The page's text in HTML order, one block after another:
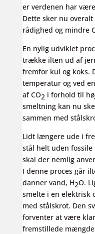
er verdenen har
Dette sker nu
rådighed og mindre
En nylig udviklet
trække ilten ud af
fremfor kul og koks.
temperatur og ved
af CO2 i forhold til
smeltning kan nu
sammen med
Lidt længere ude i
stål helt uden
skal der nemlig
I denne proces går
danner vand, H2O.
smelte i en elektrisk
med stålskrot. Den
forventer at være
fremstillede